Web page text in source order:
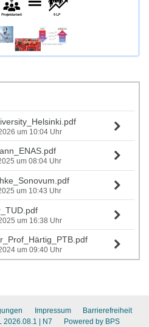
um 10:04 Uhr
um 08:04 Uhr
um 10:43 Uhr
um 16:38 Uhr
um 09:40 Uhr
Impressum
Barrierefreiheit
2026.08.1 | N7 Powered by BPS